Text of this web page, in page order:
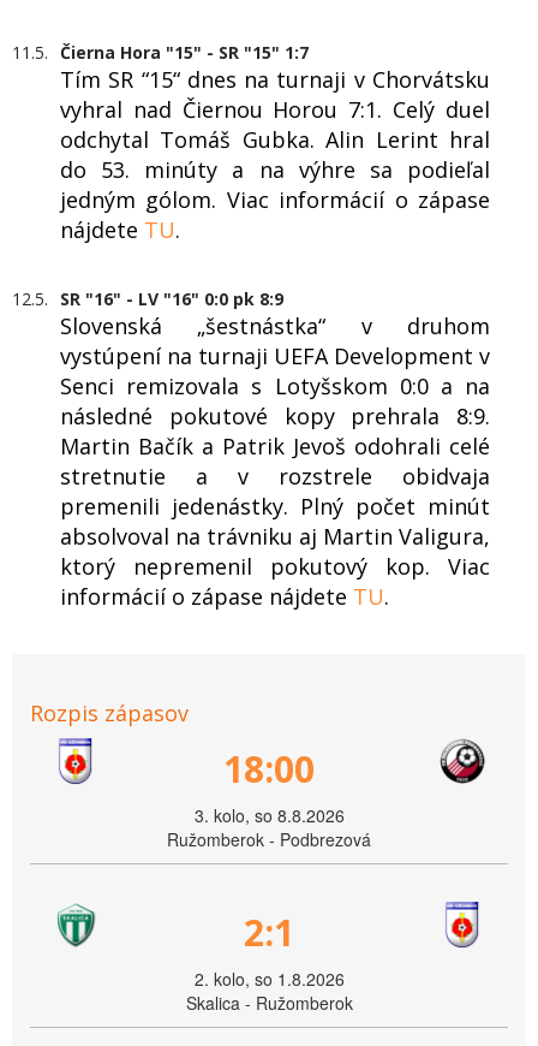
11.5. Čierna Hora "15" - SR "15" 1:7
Tím SR “15“ dnes na turnaji v Chorvátsku
vyhral nad Čiernou Horou 7:1. Celý duel
odchytal Tomáš Gubka. Alin Lerint hral
do 53. minúty a na výhre sa podieľal
jedným gólom. Viac informácií o zápase
nájdete TU.
12.5. SR "16" - LV "16" 0:0 pk 8:9
Slovenská „šestnástka“ v druhom
vystúpení na turnaji UEFA Development v
Senci remizovala s Lotyšskom 0:0 a na
následné pokutové kopy prehrala 8:9.
Martin Bačík a Patrik Jevoš odohrali celé
stretnutie a v rozstrele obidvaja
premenili jedenástky. Plný počet minút
absolvoval na trávniku aj Martin Valigura,
ktorý nepremenil pokutový kop. Viac
informácií o zápase nájdete TU.
Rozpis zápasov
18:00
3. kolo, so 8.8.2026
Ružomberok - Podbrezová
2:1
2. kolo, so 1.8.2026
Skalica - Ružomberok